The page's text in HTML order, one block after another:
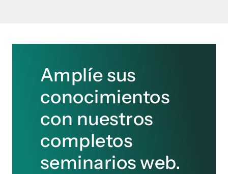
Amplíe sus
conocimientos
con nuestros
completos
seminarios web.